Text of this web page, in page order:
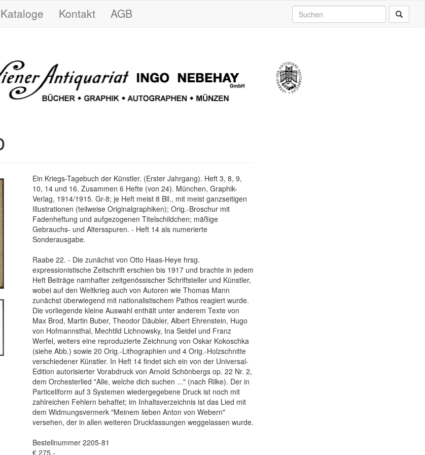
Kataloge Kontakt AGB
Ein Kriegs-Tagebuch der Künstler. (Erster Jahrgang). Heft 3, 8, 9,
10, 14 und 16. Zusammen 6 Hefte (von 24). München, Graphik-
Verlag, 1914/1915. Gr-8; je Heft meist 8 Bll., mit meist ganzseitigen
Illustrationen (teilweise Originalgraphiken); Orig.-Broschur mit
Fadenheftung und aufgezogenen Titelschildchen; mäßige
Gebrauchs- und Altersspuren. - Heft 14 als numerierte
Sonderausgabe.
Raabe 22. - Die zunächst von Otto Haas-Heye hrsg.
expressionistische Zeitschrift erschien bis 1917 und brachte in jedem
Heft Beiträge namhafter zeitgenössischer Schriftsteller und Künstler,
wobei auf den Weltkrieg auch von Autoren wie Thomas Mann
zunächst überwiegend mit nationalistischem Pathos reagiert wurde.
Die vorliegende kleine Auswahl enthält unter anderem Texte von
Max Brod, Martin Buber, Theodor Däubler, Albert Ehrenstein, Hugo
von Hofmannsthal, Mechtild Lichnowsky, Ina Seidel und Franz
Werfel, weiters eine reproduzierte Zeichnung von Oskar Kokoschka
(siehe Abb.) sowie 20 Orig.-Lithographien und 4 Orig.-Holzschnitte
verschiedener Künstler. In Heft 14 findet sich ein von der Universal-
Edition autorisierter Vorabdruck von Arnold Schönbergs op. 22 Nr. 2,
dem Orchesterlied "Alle, welche dich suchen ..." (nach Rilke). Der in
Particellform auf 3 Systemen wiedergegebene Druck ist noch mit
zahlreichen Fehlern behaftet; im Inhaltsverzeichnis ist das Lied mit
dem Widmungsvermerk "Meinem lieben Anton von Webern"
versehen, der in allen weiteren Druckfassungen weggelassen wurde.
Bestellnummer 2205-81
€ 275,-